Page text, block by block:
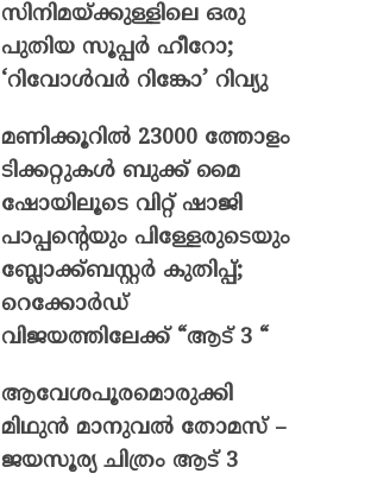
സിനിമയ്ക്കുള്ളിലെ ഒരു
പുതിയ സൂപ്പർ ഹീറോ;
‘റിവോൾവർ റിങ്കോ’ റിവ്യു
മണിക്കൂറിൽ 23000 ത്തോളം
ടിക്കറ്റുകൾ ബുക്ക് മൈ
ഷോയിലൂടെ വിറ്റ് ഷാജി
പാപ്പന്റെയും പിള്ളേരുടെയും
ബ്ലോക്ക്ബസ്റ്റർ കുതിപ്പ്;
റെക്കോർഡ്
വിജയത്തിലേക്ക് “ആട് 3 “
ആവേശപൂരമൊരുക്കി
മിഥുൻ മാനുവൽ തോമസ് –
ജയസൂര്യ ചിത്രം ആട് 3